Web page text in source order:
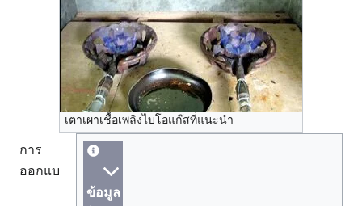
เตาเผาเชื้อเพลิงไบโอแก๊สที่แนะนำ
ข้อมูล
การ
ออกแบ